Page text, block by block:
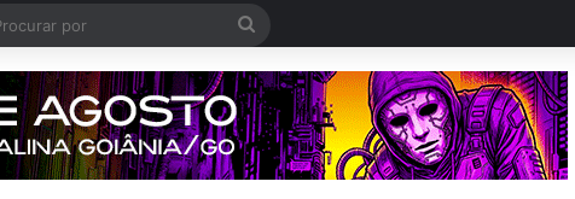
Procurar
por